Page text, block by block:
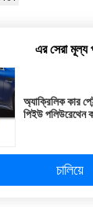
এর সেরা মূল্য
অ্যাক্রিলিক কার
পিইউ পলিউরেথেন
চালিয়ে